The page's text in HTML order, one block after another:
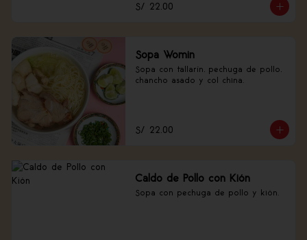
S/ 22.00
Sopa Womin
Sopa con tallarín, pechuga de pollo,
chancho asado y col china.
S/ 22.00
Caldo de Pollo con Kión
Sopa con pechuga de pollo y kión.